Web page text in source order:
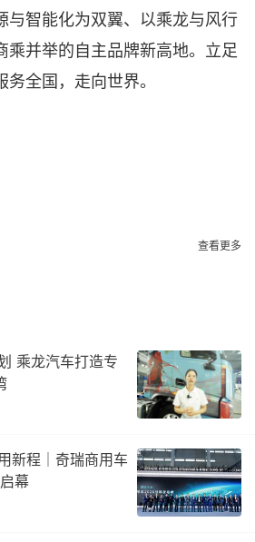
与智能化为双翼、以乘龙与风行
乘并举的自主品牌新高地。立足
全国，走向世界。
查看更多
乘龙汽车打造专
新程｜奇瑞商用车
幕